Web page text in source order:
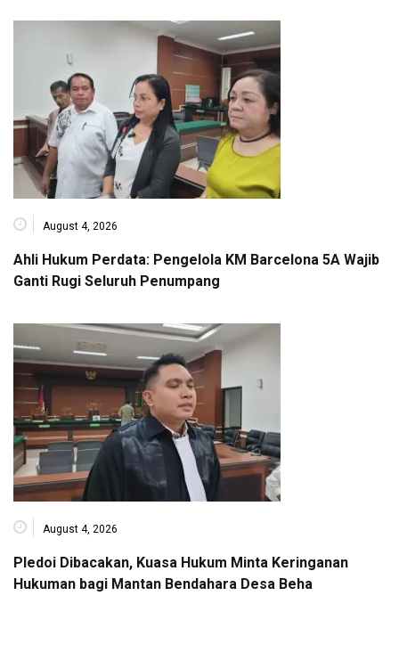
August 4, 2026
Ahli Hukum Perdata: Pengelola KM Barcelona 5A Wajib
Ganti Rugi Seluruh Penumpang
August 4, 2026
Pledoi Dibacakan, Kuasa Hukum Minta Keringanan
Hukuman bagi Mantan Bendahara Desa Beha